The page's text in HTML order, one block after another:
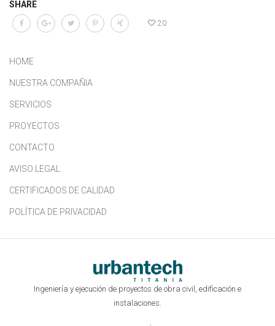
SHARE
20
HOME
NUESTRA COMPAÑIA
SERVICIOS
PROYECTOS
CONTACTO
AVISO LEGAL
CERTIFICADOS DE CALIDAD
POLÍTICA DE PRIVACIDAD
Ingeniería y ejecución de proyectos de obra civil, edificación e
instalaciones.